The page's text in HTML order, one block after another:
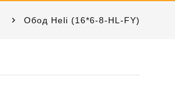
Обод Heli (16*6-8-HL-FY)